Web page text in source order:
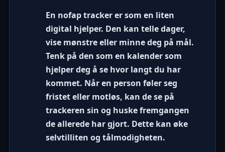
En nofap trackerer som en liten
digital hjelper. Den kan telle dager,
vise mønstre eller minne deg på mål.
Tenk på den som en kalender som
hjelper deg å se hvor langt du har
kommet. Når en person føler seg
fristet eller motløs, kan de se på
trackeren sin og huske fremgangen
de allerede har gjort. Dette kan øke
selvtilliten og tålmodigheten.